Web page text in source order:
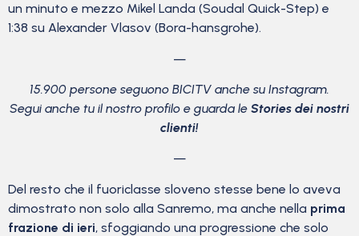
un minuto e mezzo Mikel Landa (Soudal Quick-Step) e
1:38 su Alexander Vlasov (Bora-hansgrohe).
—
15.900 persone seguono BICITV anche su Instagram.
Segui anche tu il nostro profilo e guarda le Stories dei nostri
clienti!
—
Del resto che il fuoriclasse sloveno stesse bene lo aveva
dimostrato non solo alla Sanremo, ma anche nella prima
frazione di ieri, sfoggiando una progressione che solo